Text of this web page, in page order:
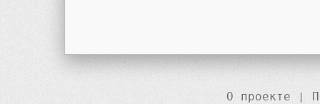
О проекте |